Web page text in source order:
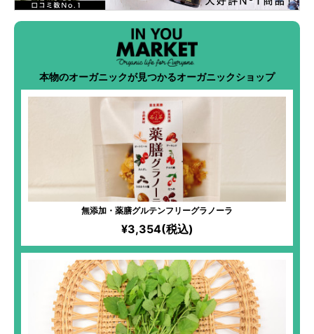
本物のオーガニックが見つかるオーガニックショップ
無添加・薬膳グルテンフリーグラノーラ
¥3,354(税込)